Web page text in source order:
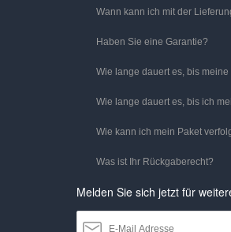
Wann kann ich mit der
Haben Sie eine Garantie?
Wie lange dauert es, bis
Wie lange dauert es, bis ich
Wie kann ich mein Paket
Was ist Ihr Rückgaberecht?
Melden Sie sich jetzt für